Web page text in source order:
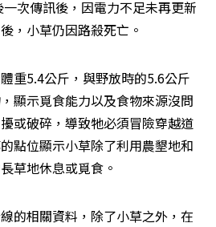
次傳訊後，因電力不足未再更新
，小草仍因路殺死亡。
重5.4公斤，與野放時的5.6公斤
顯示覓食能力以及食物來源沒問
或破碎，導致牠必須冒險穿越道
點位顯示小草除了利用農墾地和
草地休息或覓食。
的相關資料，除了小草之外，在